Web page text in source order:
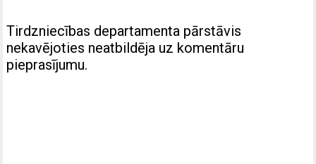
Tirdzniecības departamenta pārstāvis
nekavējoties neatbildēja uz komentāru
pieprasījumu.